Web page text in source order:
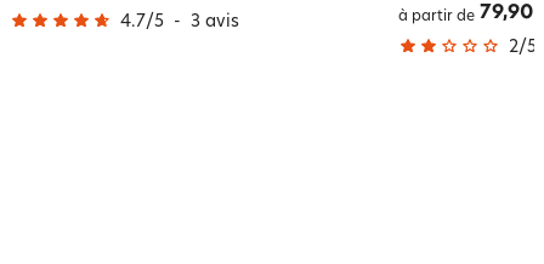
4.7/5 - 3 avis à partir de 79,90
2/5